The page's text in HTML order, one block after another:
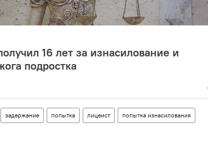
16 лет за изнасилование и
подростка
задержание попытка лицеист попытка изнасилования